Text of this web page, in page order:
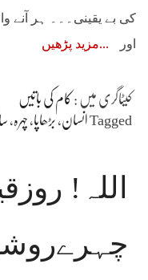
کی بے یقینی۔۔۔ ہر آنے
اور
مزید پڑھیں
کیٹاگری میں : کام کی باتیں
Taggedانسان، بڑھاپا، چہرہ،
اللہ!